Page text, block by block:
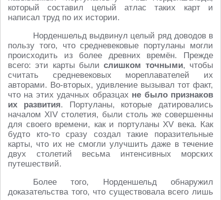
который составил целый атлас таких карт и
написал труд по их истории.
Норденшельд выдвинул целый ряд доводов в
пользу того, что средневековые портуланы могли
происходить из более древних времён. Прежде
всего: эти карты былислишком точными, чтобы
считать средневековых мореплавателей их
авторами. Во-вторых, удивление вызывал тот факт,
что на этих удачных образцах не было признаков
их развития. Портуланы, которые датировались
началом XIV столетия, были столь же совершенны
для своего времени, как и портуланы ХV века. Как
будто кто-то сразу создал такие поразительные
карты, что их не смогли улучшить даже в течение
двух столетий весьма интенсивных морских
путешествий.
Более того, Норденшельд обнаружил
доказательства того, что существовала всего лишь